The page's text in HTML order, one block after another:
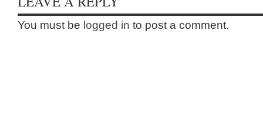
You must be logged in to post a comment.